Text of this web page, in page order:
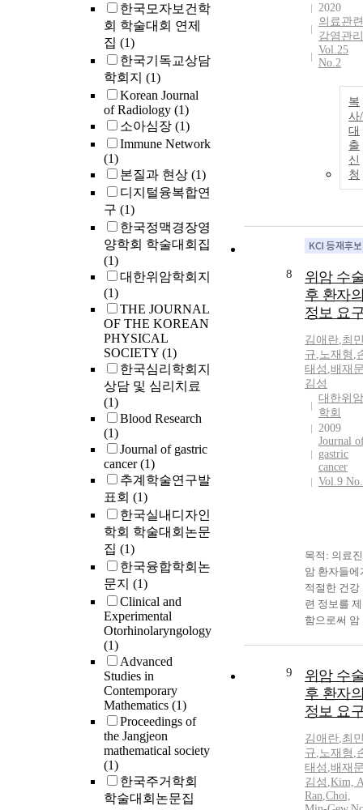
한국모자보건학
회 학술대회 연제
집 (1)
한국기독교상담
학회지 (1)
Korean Journal
of Radiology (1)
소아심장 (1)
Immune Network
(1)
본질과 현상 (1)
디지털융복합연
구 (1)
한국정맥경장영
양학회 학술대회집
(1)
대한위암학회지
(1)
THE JOURNAL
OF THE KOREAN
PHYSICAL
SOCIETY (1)
한국심리학회지
상담 및 심리치료
(1)
Blood Research
(1)
Journal of gastric
cancer(1)
추계학술연구발
표회 (1)
한국실내디자인
학회 학술대회논문
집 (1)
한국융합학회논
문지 (1)
Clinical and
Experimental
Otorhinolaryngology
(1)
Advanced
Studies in
Contemporary
Mathematics (1)
Proceedings of
the Jangjeon
mathematical society
(1)
한국주거학회
학술대회논문집
2020
의료관련
감염관리
Vol.25
No.2
복
사/
대
출
신
청
8
위암 수
후 환자
정보 요
김애란,최
규,노재형 ,
태성 ,배재
김성
대한위암
학회
2009
Journal
gastric
cancer
Vol.9
목적: 의료
암 환자들에
적절한 건강
련 정보를
함으로써 암
대한 불확실
상황을 극복
여 스스로
을 관리하는
을 도울 수
다. 효과적
정보를 제공
기 위해서는
자가 실제
9
위암 수
후 환자
정보 요
김애란,최
규,노재형 ,
태성 ,배재
김성 ,Kim,
Ran,Choi,